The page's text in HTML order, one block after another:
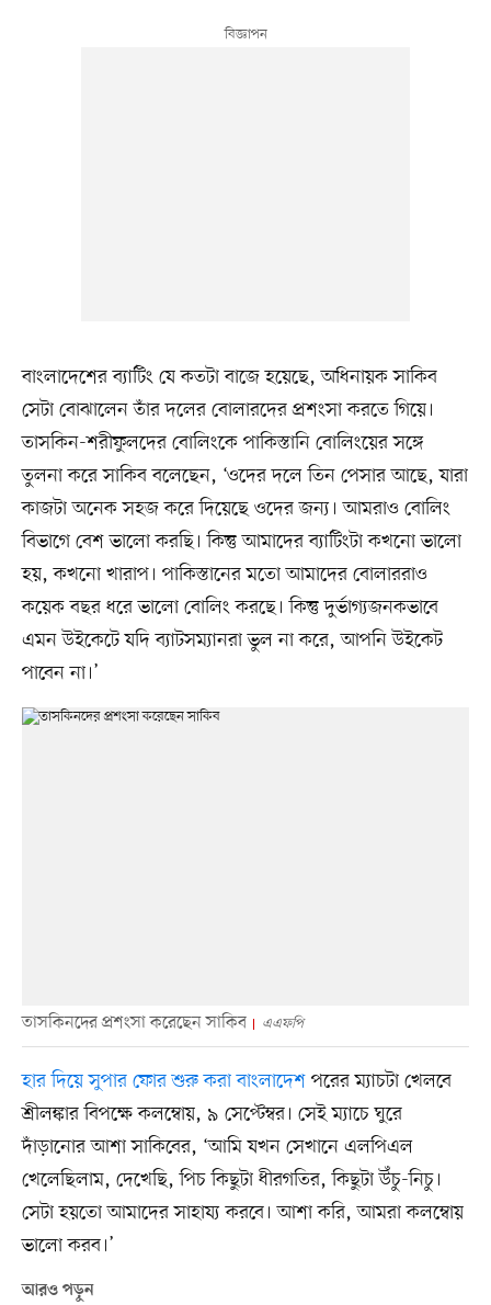
বাংলাদেশের ব্যাটিং যে কতটা বাজে হয়েছে, অধিনায়ক সাকিব
সেটা বোঝালেন তাঁর দলের বোলারদের প্রশংসা করতে গিয়ে।
তাসকিন-শরীফুলদের বোলিংকে পাকিস্তানি বোলিংয়ের সঙ্গে
তুলনা করে সাকিব বলেছেন, ‘ওদের দলে তিন পেসার আছে, যারা
কাজটা অনেক সহজ করে দিয়েছে ওদের জন্য। আমরাও বোলিং
বিভাগে বেশ ভালো করছি। কিন্তু আমাদের ব্যাটিংটা কখনো ভালো
হয়, কখনো খারাপ। পাকিস্তানের মতো আমাদের বোলাররাও
কয়েক বছর ধরে ভালো বোলিং করছে। কিন্তু দুর্ভাগ্যজনকভাবে
এমন উইকেটে যদি ব্যাটসম্যানরা ভুল না করে, আপনি উইকেট
পাবেন না।’
তাসকিনদের প্রশংসা করেছেন সাকিব এএফপি
হার দিয়ে সুপার ফোর শুরু করা বাংলাদেশপরের ম্যাচটা খেলবে
শ্রীলঙ্কার বিপক্ষে কলম্বোয়, ৯ সেপ্টেম্বর। সেই ম্যাচে ঘুরে
দাঁড়ানোর আশা সাকিবের, ‘আমি যখন সেখানে এলপিএল
খেলেছিলাম, দেখেছি, পিচ কিছুটা ধীরগতির, কিছুটা উঁচু-নিচু।
সেটা হয়তো আমাদের সাহায্য করবে। আশা করি, আমরা কলম্বোয়
ভালো করব।’
আরও পড়ুন